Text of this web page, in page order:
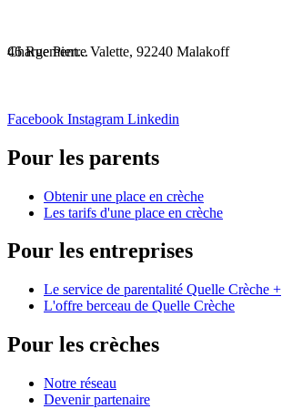
Chargement...
46 Rue Pierre Valette, 92240 Malakoff
Facebook Instagram Linkedin
Pour les parents
Obtenir une place en crèche
Les tarifs d'une place en crèche
Pour les entreprises
Le service de parentalité Quelle Crèche +
L'offre berceau de Quelle Crèche
Pour les crèches
Notre réseau
Devenir partenaire